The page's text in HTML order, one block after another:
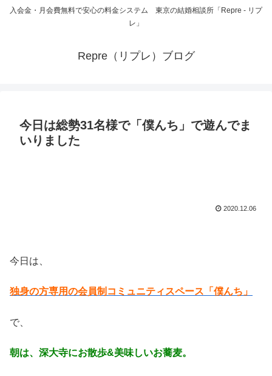
入会金・月会費無料で安心の料金システム 東京の結婚相談所「Repre - リプ
レ」
Repre（リプレ）ブログ
今日は総勢31名様で「僕んち」で遊んでま
いりました
2020.12.06
今日は、
独身の方専用の会員制コミュニティスペース「僕んち」
で、
朝は、深大寺にお散歩&美味しいお蕎麦。